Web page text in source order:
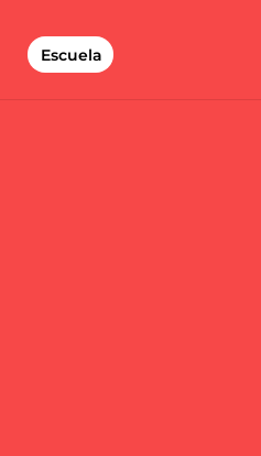
Escuela